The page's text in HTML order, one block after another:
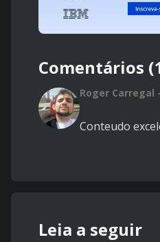
Comentários
Roger Carregal
Conteudo
Leia a seguir